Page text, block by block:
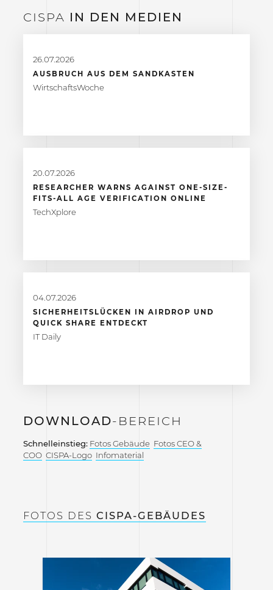
CISPA IN DEN MEDIEN
26.07.2026
AUSBRUCH AUS DEM SANDKASTEN
WirtschaftsWoche
20.07.2026
RESEARCHER WARNS AGAINST ONE-SIZE-
FITS-ALL AGE VERIFICATION ONLINE
TechXplore
04.07.2026
SICHERHEITSLÜCKEN IN AIRDROP UND
QUICK SHARE ENTDECKT
IT Daily
DOWNLOAD-BEREICH
Schnelleinstieg: Fotos Gebäude Fotos CEO &
COO CISPA-Logo Infomaterial
FOTOS DES CISPA-GEBÄUDES